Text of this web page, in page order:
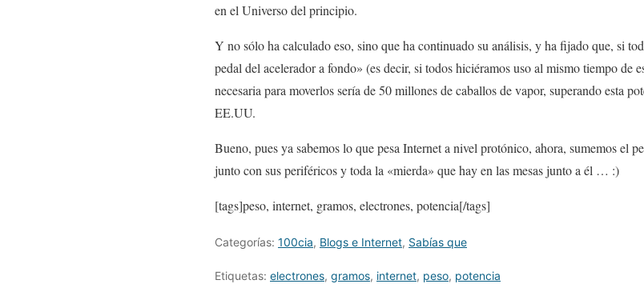
en el Universo del principio.
Y no sólo ha calculado eso, sino que ha continuado su análisis, y ha fijado que, si
pedal del acelerador a fondo» (es decir, si todos hiciéramos uso al mismo tiempo de
necesaria para moverlos sería de 50 millones de caballos de vapor, superando esta
EE.UU.
Bueno, pues ya sabemos lo que pesa Internet a nivel protónico, ahora, sumemos el
junto con sus periféricos y toda la «mierda» que hay en las mesas junto a él … :)
[tags]peso, internet, gramos, electrones, potencia[/tags]
Categorías: 100cia, Blogs e Internet, Sabías que
Etiquetas: electrones, gramos, internet, peso, potencia